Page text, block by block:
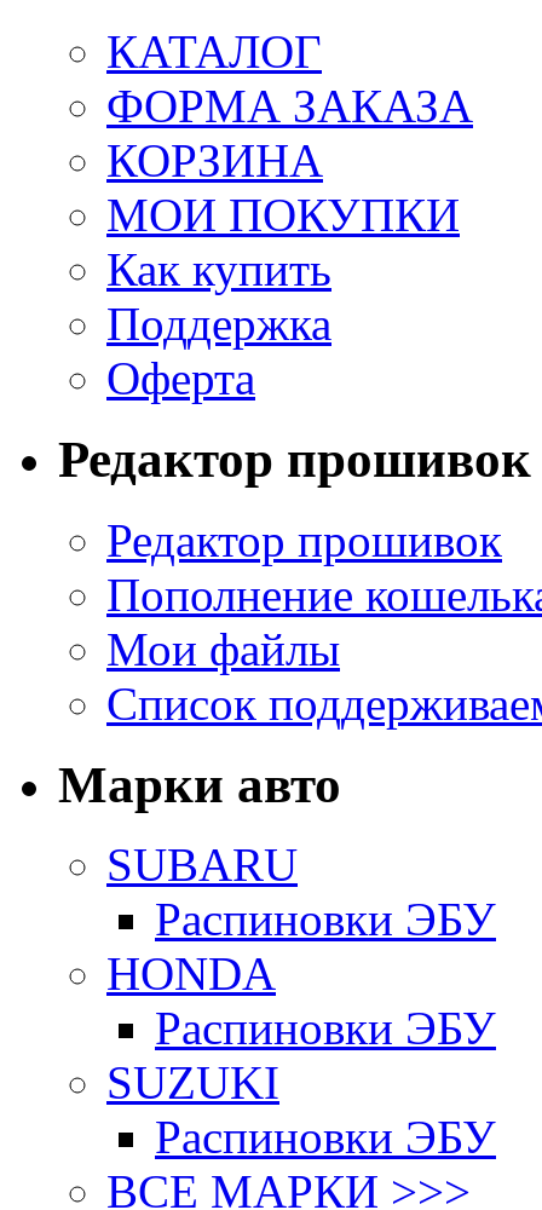
КАТАЛОГ
ФОРМА ЗАКАЗА
КОРЗИНА
МОИ ПОКУПКИ
Как купить
Поддержка
Оферта
Редактор прошивок
Редактор прошивок
Пополнение
Мои файлы
Список
Марки авто
SUBARU
Распиновки ЭБУ
HONDA
Распиновки ЭБУ
SUZUKI
Распиновки ЭБУ
ВСЕ МАРКИ >>>